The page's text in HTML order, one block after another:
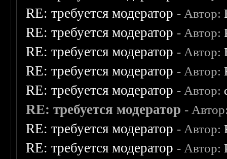
RE: требуется модератор - Автор:
RE: требуется модератор - Автор:
RE: требуется модератор - Автор:
RE: требуется модератор - Автор:
RE: требуется модератор - Автор:
RE: требуется модератор -
RE: требуется модератор - Автор:
RE: требуется модератор - Автор: